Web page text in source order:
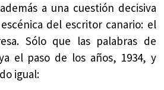
a una cuestión decisiva
del escritor canario: el
Sólo que las palabras de
el paso de los años, 1934, y
igual: